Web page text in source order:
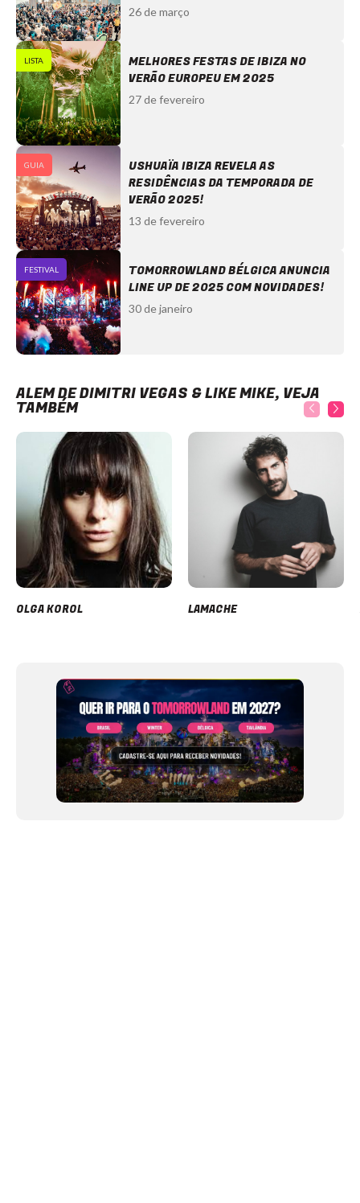
26 de março
LISTA
MELHORES FESTAS DE IBIZA NO
VERÃO EUROPEU EM 2025
27 de fevereiro
GUIA
USHUAÏA IBIZA REVELA AS
RESIDÊNCIAS DA TEMPORADA DE
VERÃO 2025!
13 de fevereiro
FESTIVAL
TOMORROWLAND BÉLGICA ANUNCIA
LINE UP DE 2025 COM NOVIDADES!
30 de janeiro
ALÉM DE DIMITRI VEGAS & LIKE MIKE, VEJA
TAMBÉM
OLGA KOROL LAMACHE